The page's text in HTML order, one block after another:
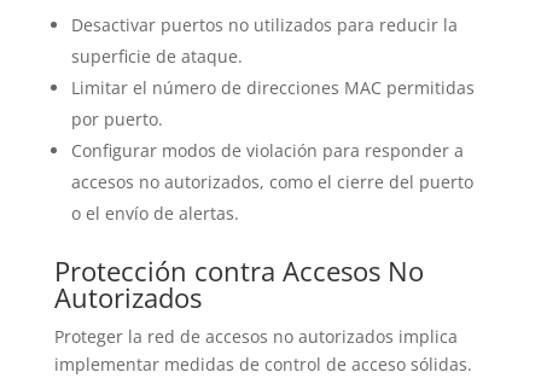
Desactivar puertos no utilizados para reducir la
superficie de ataque.
Limitar el número de direcciones MAC permitidas
por puerto.
Configurar modos de violación para responder a
accesos no autorizados, como el cierre del puerto
o el envío de alertas.
Protección contra Accesos No
Autorizados
Proteger la red de accesos no autorizados implica
implementar medidas de control de acceso sólidas.